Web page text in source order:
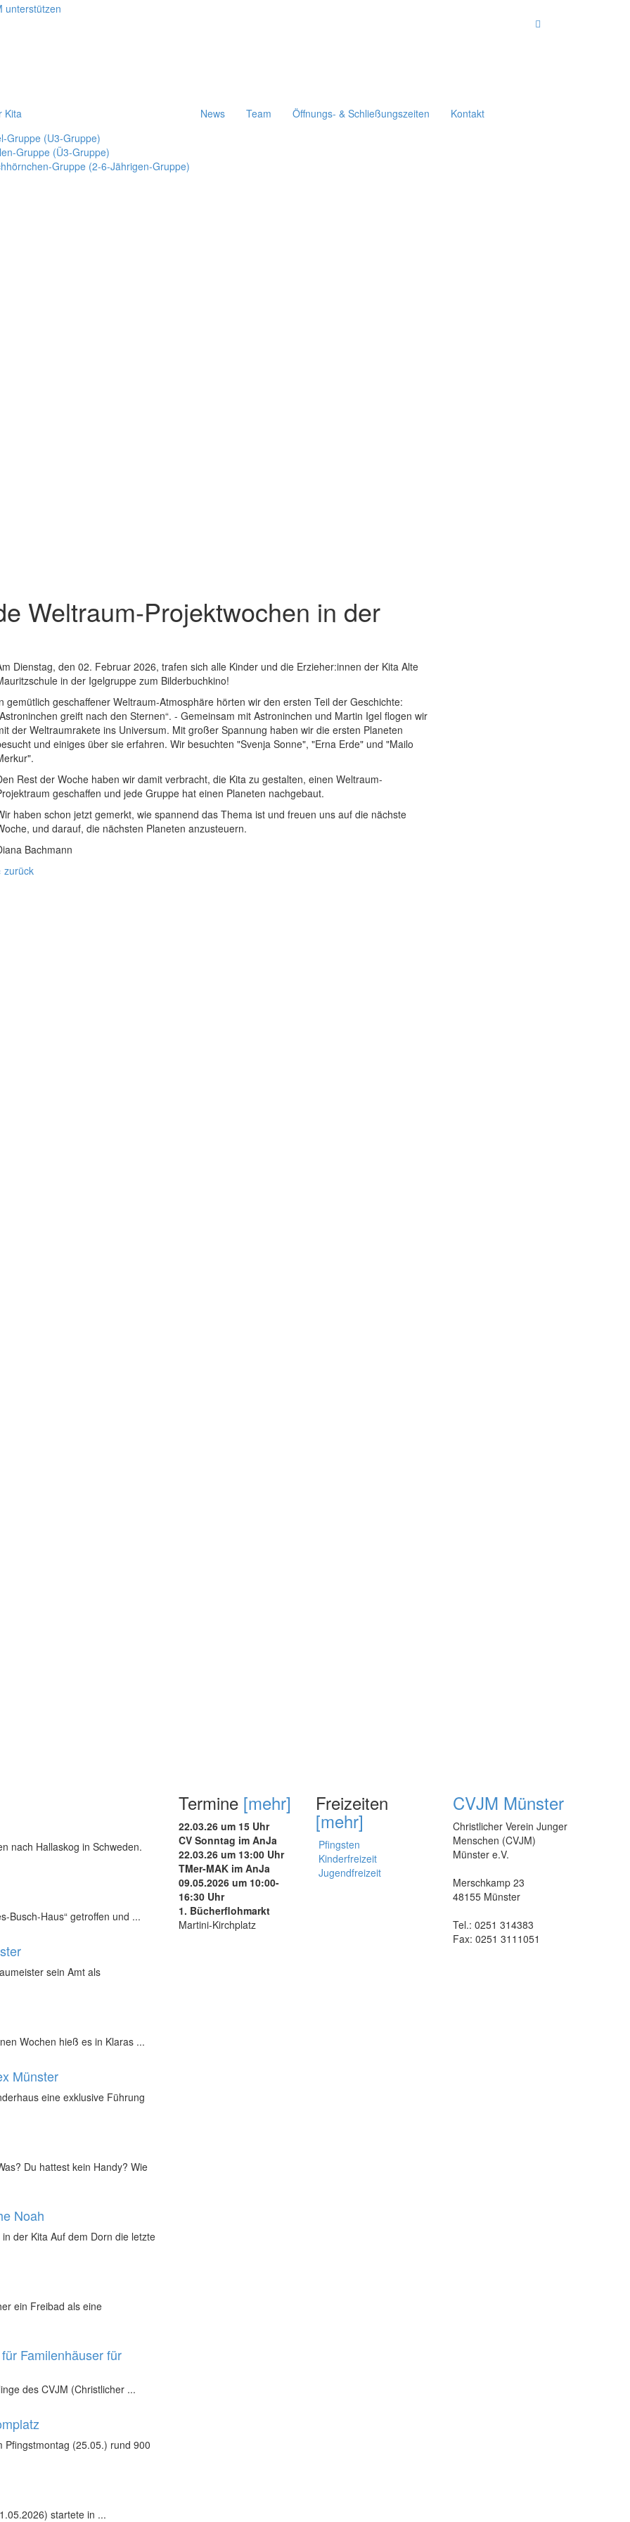
Kita
Gruppe (U3-Gruppe)
Gruppe (Ü3-Gruppe)
Gruppe (2-6-Jährigen-Gruppe)
News Team Öffnungs- & Schließungszeiten Kontakt
Weltraum-Projektwochen in der
Dienstag, den 02. Februar 2026, trafen sich alle Kinder und die Erzieher:innen der Kita Alte
in der Igelgruppe zum Bilderbuchkino!
gemütlich geschaffener Weltraum-Atmosphäre hörten wir den ersten Teil der Geschichte:
greift nach den Sternen“. - Gemeinsam mit Astroninchen und Martin Igel flogen wir
der Weltraumrakete ins Universum. Mit großer Spannung haben wir die ersten Planeten
und einiges über sie erfahren. Wir besuchten "Svenja Sonne", "Erna Erde" und "Mailo
Rest der Woche haben wir damit verbracht, die Kita zu gestalten, einen Weltraum-
geschaffen und jede Gruppe hat einen Planeten nachgebaut.
haben schon jetzt gemerkt, wie spannend das Thema ist und freuen uns auf die nächste
und darauf, die nächsten Planeten anzusteuern.
Bachmann
zurück
nach Hallaskog in Schweden.
Busch-Haus“ getroffen und ...
sein Amt als
Wochen hieß es in Klaras ...
Münster
eine exklusive Führung
Du hattest kein Handy? Wie
Noah
der Kita Auf dem Dorn die letzte
ein Freibad als eine
Familenhäuser für
des CVJM (Christlicher ...
(25.05.) rund 900
startete in ...
Termine [mehr]
22.03.26 um 15 Uhr
CV Sonntag im AnJa
22.03.26 um 13:00 Uhr
TMer-MAK im AnJa
09.05.2026 um 10:00-
16:30 Uhr
1. Bücherflohmarkt
Martini-Kirchplatz
Freizeiten
[mehr]
Pfingsten
Kinderfreizeit
Jugendfreizeit
CVJM Münster
Christlicher Verein Junger
Menschen (CVJM)
Münster e.V.
Merschkamp 23
48155 Münster
Tel.: 0251 314383
Fax: 0251 3111051